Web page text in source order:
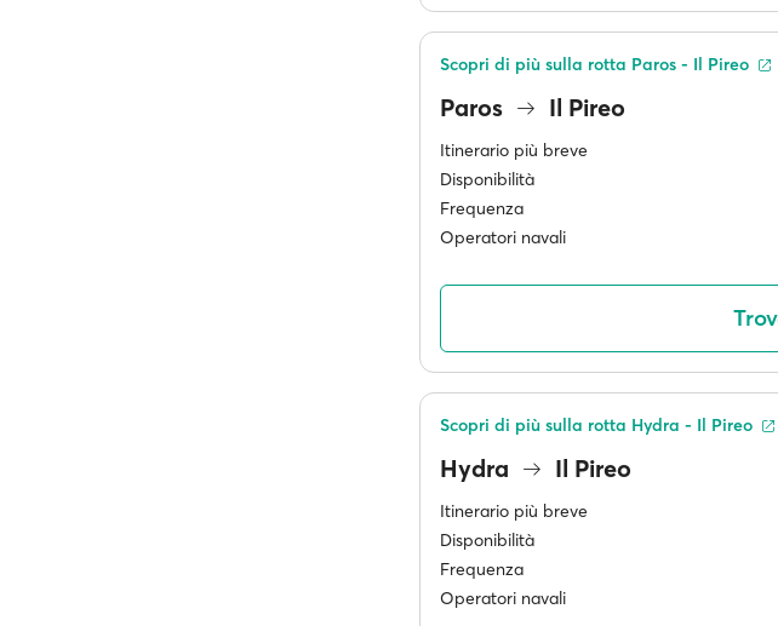
Paros Il Pireo
Itinerario più breve
Disponibilità
Frequenza
Operatori navali
Scopri di più sulla rotta Paros - Il Pireo
Hydra Il Pireo
Itinerario più breve
Disponibilità
Frequenza
Operatori navali
Scopri di più sulla rotta Hydra - Il Pireo